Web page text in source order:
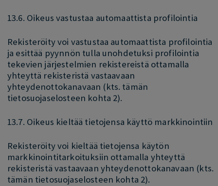
13.6. Oikeus vastustaa automaattista profilointia
Rekisteröity voi vastustaa automaattista profilointia
ja esittää pyynnön tulla unohdetuksi profilointia
tekevien järjestelmien rekistereistä ottamalla
yhteyttä rekisteristä vastaavaan
yhteydenottokanavaan (kts. tämän
tietosuojaselosteen kohta 2).
13.7. Oikeus kieltää tietojensa käyttö markkinointiin
Rekisteröity voi kieltää tietojensa käytön
markkinointitarkoituksiin ottamalla yhteyttä
rekisteristä vastaavaan yhteydenottokanavaan (kts.
tämän tietosuojaselosteen kohta 2).